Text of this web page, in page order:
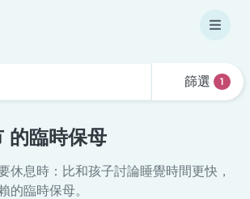
篩選 1
的臨時保母
休息時：比和孩子討論睡覺時間更快，
的臨時保母。